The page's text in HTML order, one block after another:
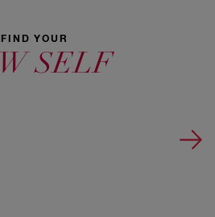
FIND YOUR
SELF